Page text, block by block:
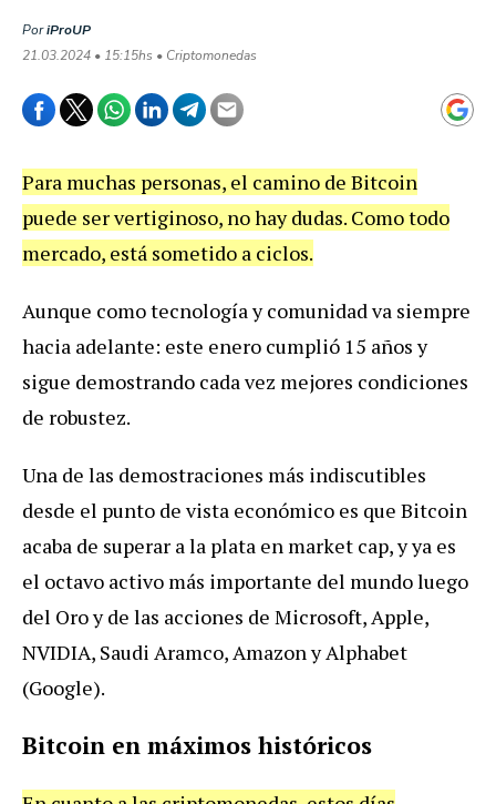
PoriProUP
21.03.2024 • 15:15hs • Criptomonedas
Para muchas personas, el camino de Bitcoin
puede ser vertiginoso, no hay dudas. Como todo
mercado, está sometido a ciclos.
Aunque como tecnología y comunidad va siempre
hacia adelante: este enero cumplió 15 años y
sigue demostrando cada vez mejores condiciones
de robustez.
Una de las demostraciones más indiscutibles
desde el punto de vista económico es que Bitcoin
acaba de superar a la plata en market cap, y ya es
el octavo activo más importante del mundo luego
del Oro y de las acciones de Microsoft, Apple,
NVIDIA, Saudi Aramco, Amazon y Alphabet
(Google).
Bitcoin en máximos históricos